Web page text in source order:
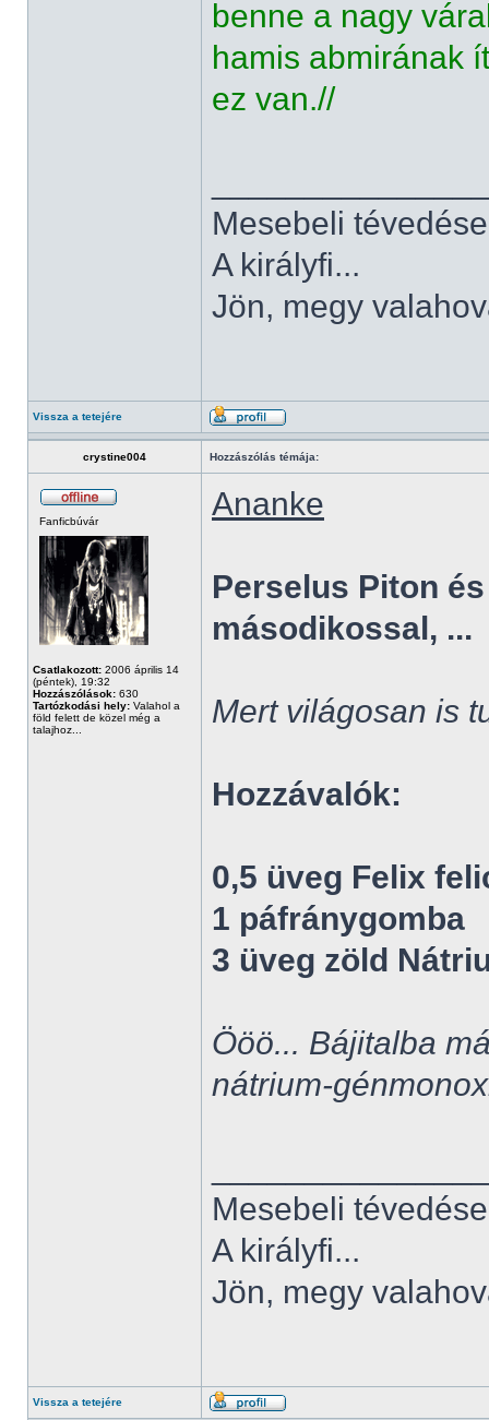
benne a nagy
hamis abmirának
ez van.//
Mesebeli
A királyfi...
Jön, megy
Vissza a tetejére
crystine004 Hozzászólás témája:
Fanficbúvár
Csatlakozott: 2006 április 14
(péntek), 19:32
Hozzászólások: 630
Tartózkodási hely: Valahol a
föld felett de közel még a
talajhoz...
Ananke
Perselus Piton
másodikossal, ...
Mert világosan is
Hozzávalók:
0,5 üveg Felix
1 páfránygomba
3 üveg zöld
Ööö... Bájitalba
nátrium-
Mesebeli
A királyfi...
Jön, megy
Vissza a tetejére